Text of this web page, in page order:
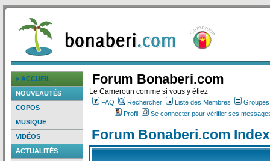
> ACCUEIL
NOUVEAUTÉS
COPOS
MUSIQUE
VIDÉOS
ACTUALITÉS
Forum Bonaberi.com
Le Cameroun comme si vous y étiez
FAQ Rechercher Liste des Membres
Profil
Se connecter pour vérifier ses
Forum Bonaberi.com